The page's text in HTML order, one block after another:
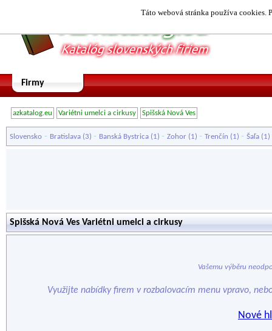
Táto webová stránka používa cookies.
Firmy
azkatalog.eu Variétni umelci a cirkusy Spišská Nová Ves
Slovensko - Bratislava (3) - Banská Bystrica (1) - Zohor (1) - Trenčín (1) - Šaľa (1)
Spišská Nová Ves Variétni umelci a cirkusy
Vašemu výběru
Využijte nabídky firem v rozbalovacím menu vpravo,
Nové